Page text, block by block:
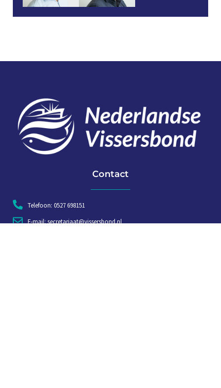
Contact
Telefoon: 0527 698151
E-mail: secretariaat@vissersbond.nl